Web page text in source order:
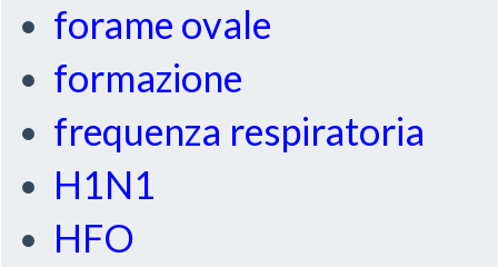
forame ovale
formazione
frequenza respiratoria
H1N1
HFO